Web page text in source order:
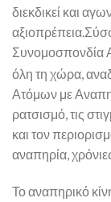
διεκδικεί και
αξιοπρέπεια.
Συνομοσπονδία
όλη τη χώρα,
Ατόμων με
ρατσισμό, τις
και τον
αναπηρία,
Το αναπηρικό